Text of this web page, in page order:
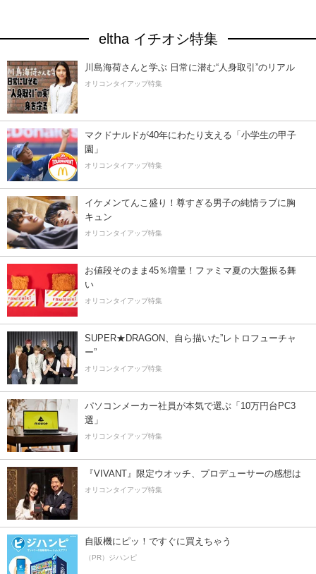
eltha イチオシ特集
川島海荷さんと学ぶ 日常に潜む“人身取引”のリアル
オリコンタイアップ特集
マクドナルドが40年にわたり支える「小学生の甲子
園」
オリコンタイアップ特集
イケメンてんこ盛り！尊すぎる男子の純情ラブに胸
キュン
オリコンタイアップ特集
お値段そのまま45％増量！ファミマ夏の大盤振る舞
い
オリコンタイアップ特集
SUPER★DRAGON、自ら描いた”レトロフューチャ
ー”
オリコンタイアップ特集
パソコンメーカー社員が本気で選ぶ「10万円台PC3
選」
オリコンタイアップ特集
『VIVANT』限定ウオッチ、プロデューサーの感想は
オリコンタイアップ特集
自販機にピッ！ですぐに買えちゃう
（PR）ジハンピ